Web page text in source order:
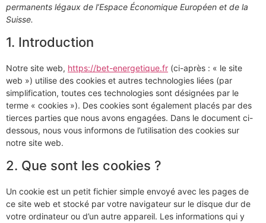
permanents légaux de l’Espace Économique Européen et de la
Suisse.
1. Introduction
Notre site web, https://bet-energetique.fr (ci-après : « le site
web ») utilise des cookies et autres technologies liées (par
simplification, toutes ces technologies sont désignées par le
terme « cookies »). Des cookies sont également placés par des
tierces parties que nous avons engagées. Dans le document ci-
dessous, nous vous informons de l’utilisation des cookies sur
notre site web.
2. Que sont les cookies ?
Un cookie est un petit fichier simple envoyé avec les pages de
ce site web et stocké par votre navigateur sur le disque dur de
votre ordinateur ou d’un autre appareil. Les informations qui y